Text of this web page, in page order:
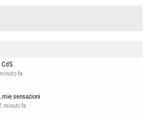
CdS
fa
sensazioni
minuti fa